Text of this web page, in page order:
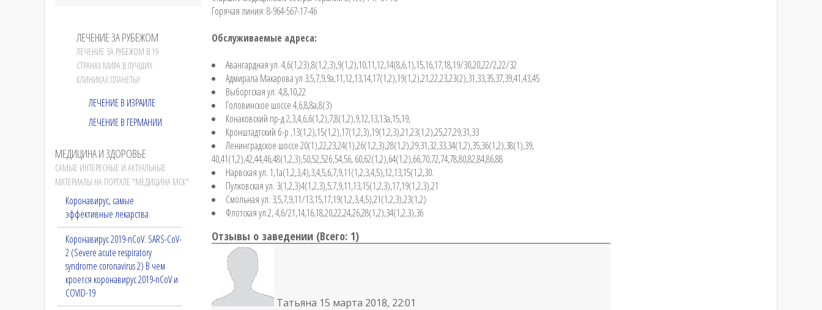
Горячая линия: 8-964-567-17-46
Обслуживаемые адреса:
Авангардная ул. 4,6(1,23),8(1,2,3),9(1,2),10,11,12,14(8,6,1),15,16,17,18,19/30,20,22/2,22/32
Адмирала Макарова ул 3,5,7,9,9а,11,12,13,14,17(1,2),19(1,2),21,22,23,23(2),31,33,35,37,39,41,43,45
Выборгская ул. 4,8,10,22
Головинское шоссе 4,6,8,8а,8(3)
Конаковский пр-д 2,3,4,6,6(1,2),7,8(1,2),9,12,13,13а,15,19,
Кронштадтский б-р ,13(1,2),15(1,2),17(1,2,3),19(1,2,3),21,23(1,2),25,27,29,31,33
Ленинградское шоссе 20(1),22,23,24(1),26(1,2,3),28(1,2),29,31,32,33,34(1,2),35,36(1,2),38(1),39,
40,41(1,2),42,44,46,48(1,2,3),50,52,52б,54,56, 60,62(1,2),64(1,2),66,70,72,74,78,80,82,84,86,88
Нарвская ул. 1,1а(1,2,3,4),3,4,5,6,7,9,11(1,2,3,4,5),12,13,15(1,2,30.
Пулковская ул. 3(1,2,3)4(1,2,3),5,7,9,11,13,15(1,2,3),17,19(1,2,3),21
Смольная ул. 3,5,7,9,11/13,15,17,19(1,2,3,4,5),21(1,2,3),23(1,2)
Флотская ул.2, 4,6/21,14,16,18,20,22,24,26,28(1,2),34(1,2,3),36
Отзывы о заведении (Всего: 1)
Татьяна 15 марта 2018, 22:01
ЛЕЧЕНИЕ ЗА РУБЕЖОМ
ЛЕЧЕНИЕ ЗА РУБЕЖОМ В 19
СТРАНАХ МИРА В ЛУЧШИХ
КЛИНИКАХ ПЛАНЕТЫ!
ЛЕЧЕНИЕ В ИЗРАИЛЕ
ЛЕЧЕНИЕ В ГЕРМАНИИ
МЕДИЦИНА И ЗДОРОВЬЕ
САМЫЕ ИНТЕРЕСНЫЕ И АКТУАЛЬНЫЕ
МАТЕРИАЛЫ НА ПОРТАЛЕ "МЕДИЦИНА МСК"
Коронавирус, самые
эффективные лекарства
Коронавирус 2019-nCoV. SARS-CoV-
2 (Severe acute respiratory
syndrome coronavirus 2) В чем
кроется коронавирус 2019-nCoV и
COVID-19